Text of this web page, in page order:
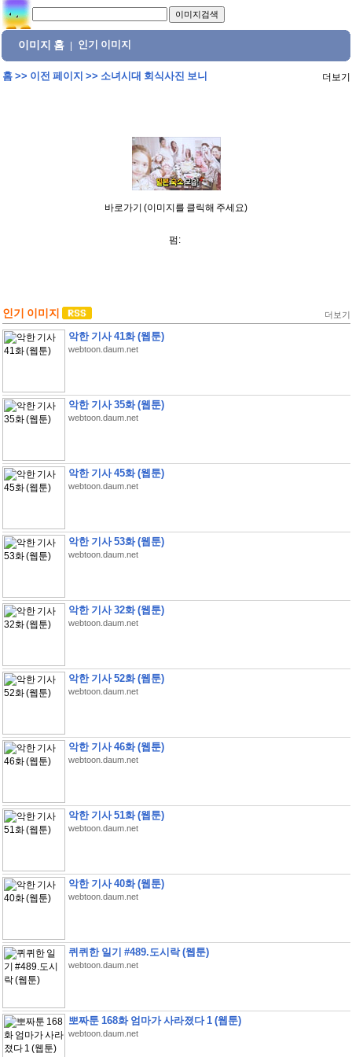
이미지 홈 인기 이미지
홈>> 이전 페이지 >> 소녀시대 회식사진 보니 더보기
바로가기 (이미지를 클릭해 주세요)
펌:
인기 이미지 더보기
악한 기사 41화 (웹툰)
webtoon.daum.net
악한 기사 35화 (웹툰)
webtoon.daum.net
악한 기사 45화 (웹툰)
webtoon.daum.net
악한 기사 53화 (웹툰)
webtoon.daum.net
악한 기사 32화 (웹툰)
webtoon.daum.net
악한 기사 52화 (웹툰)
webtoon.daum.net
악한 기사 46화 (웹툰)
webtoon.daum.net
악한 기사 51화 (웹툰)
webtoon.daum.net
악한 기사 40화 (웹툰)
webtoon.daum.net
퀴퀴한 일기 #489.도시락 (웹툰)
webtoon.daum.net
뽀짜툰 168화 엄마가 사라졌다 1 (웹툰)
webtoon.daum.net